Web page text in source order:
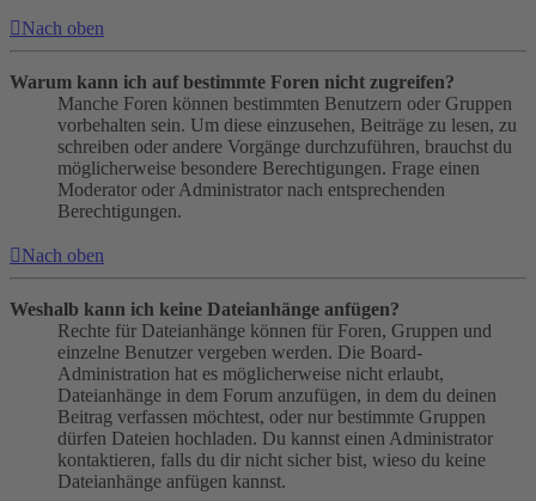
Nach oben
Warum kann ich auf bestimmte Foren nicht zugreifen?
Manche Foren können bestimmten Benutzern oder Gruppen
vorbehalten sein. Um diese einzusehen, Beiträge zu lesen, zu
schreiben oder andere Vorgänge durchzuführen, brauchst du
möglicherweise besondere Berechtigungen. Frage einen
Moderator oder Administrator nach entsprechenden
Berechtigungen.
Nach oben
Weshalb kann ich keine Dateianhänge anfügen?
Rechte für Dateianhänge können für Foren, Gruppen und
einzelne Benutzer vergeben werden. Die Board-
Administration hat es möglicherweise nicht erlaubt,
Dateianhänge in dem Forum anzufügen, in dem du deinen
Beitrag verfassen möchtest, oder nur bestimmte Gruppen
dürfen Dateien hochladen. Du kannst einen Administrator
kontaktieren, falls du dir nicht sicher bist, wieso du keine
Dateianhänge anfügen kannst.